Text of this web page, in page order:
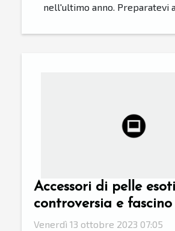
nell'ultimo anno. Preparatevi
Accessori di pelle
controversia e fascino
Venerdì 13 ottobre 2023 07:05